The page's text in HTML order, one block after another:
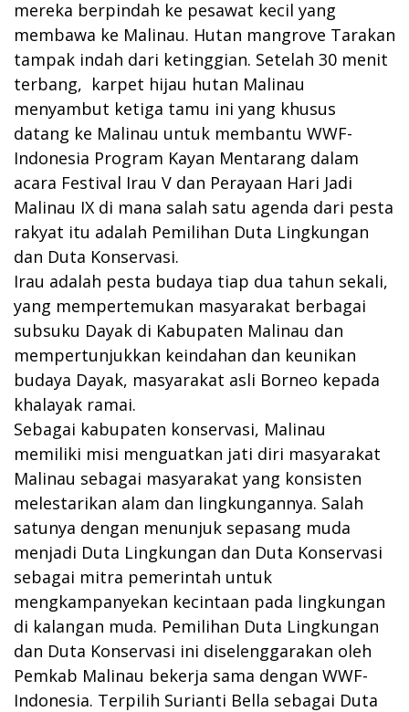
mereka berpindah ke pesawat kecil yang
membawa ke Malinau. Hutan mangrove Tarakan
tampak indah dari ketinggian. Setelah 30 menit
terbang, karpet hijau hutan Malinau
menyambut ketiga tamu ini yang khusus
datang ke Malinau untuk membantu WWF-
Indonesia Program Kayan Mentarang dalam
acara Festival Irau V dan Perayaan Hari Jadi
Malinau IX di mana salah satu agenda dari pesta
rakyat itu adalah Pemilihan Duta Lingkungan
dan Duta Konservasi.
Irau adalah pesta budaya tiap dua tahun sekali,
yang mempertemukan masyarakat berbagai
subsuku Dayak di Kabupaten Malinau dan
mempertunjukkan keindahan dan keunikan
budaya Dayak, masyarakat asli Borneo kepada
khalayak ramai.
Sebagai kabupaten konservasi, Malinau
memiliki misi menguatkan jati diri masyarakat
Malinau sebagai masyarakat yang konsisten
melestarikan alam dan lingkungannya. Salah
satunya dengan menunjuk sepasang muda
menjadi Duta Lingkungan dan Duta Konservasi
sebagai mitra pemerintah untuk
mengkampanyekan kecintaan pada lingkungan
di kalangan muda. Pemilihan Duta Lingkungan
dan Duta Konservasi ini diselenggarakan oleh
Pemkab Malinau bekerja sama dengan WWF-
Indonesia. Terpilih Surianti Bella sebagai Duta